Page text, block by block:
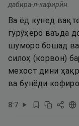
дабира-л-кафирӣн.
Ва ёд кунед
гурӯҳеро ваъда
шуморо бошад
силоҳ (корвон)
мехост дини
ва бунёди
8:7